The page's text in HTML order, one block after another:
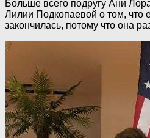
Больше всего подругу Ани
Лилии Подкопаевой о том, что
закончилась, потому что она